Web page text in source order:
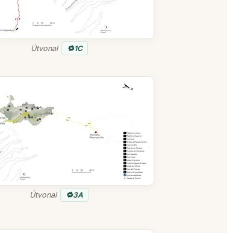
Útvonal 1C
Útvonal 3A